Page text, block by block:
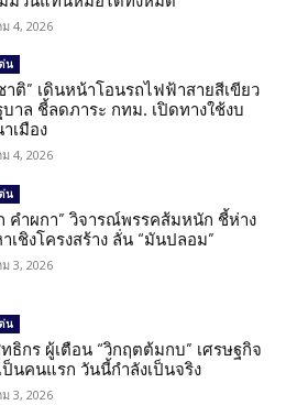
4, 2026
น
าติ” เดินหน้าโอนรถไฟฟ้าสายสีเขียว
บาล ชี้ลดภาระ กทม. เปิดทางใช้งบ
เมือง
4, 2026
น
คำผกา” วิจารณ์พรรคส้มหนัก ชี้ห่าง
เชิงโครงสร้าง ลั่น “มันปลอม”
3, 2026
น
ธิกร ผู้เตือน “วิกฤตต้มกบ” เศรษฐกิจ
ป็นคนแรก วันนี้กำลังเป็นจริง
3, 2026